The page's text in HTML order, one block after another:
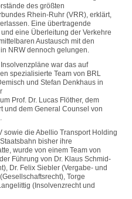
des größten
Rhein-Ruhr (VRR), erklärt,
Eine übertragende
eine Überleitung der Verkehre
Austausch mit den
NRW dennoch gelungen.
war das auf
spezialisierte Team von BRL
und Stefan Denkhaus in
Prof. Dr. Lucas Flöther, dem
und dem General Counsel von
sowie die Abellio Transport Holding
bisher ihre
wurde von einem Team von
Führung von Dr. Klaus Schmid-
Dr. Felix Siebler (Vergabe- und
Torge
(Insolvenzrecht und